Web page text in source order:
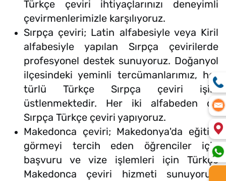
Türkçe çeviri ihtiyaçlarınızı deneyimli
çevirmenlerimizle karşılıyoruz.
Sırpça çeviri; Latin alfabesiyle veya Kiril
alfabesiyle yapılan Sırpça çevirilerde
profesyonel destek sunuyoruz. Doğanyol
ilçesindeki yeminli tercümanlarımız, her
türlü Türkçe Sırpça çeviri işini
üstlenmektedir. Her iki alfabeden de
Sırpça Türkçe çeviri yapıyoruz.
Makedonca çeviri; Makedonya'da eğitim
görmeyi tercih eden öğrenciler için
başvuru ve vize işlemleri için Türkçe
Makedonca çeviri hizmeti sunuyoruz.